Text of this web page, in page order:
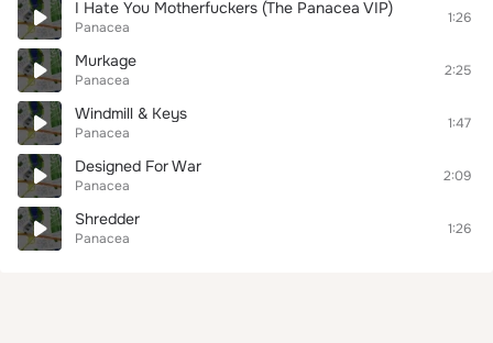
I Hate You Motherfuckers (The Panacea VIP)
Panacea
1:26
Murkage
Panacea
2:25
Windmill & Keys
Panacea
1:47
Designed For War
Panacea
2:09
Shredder
Panacea
1:26